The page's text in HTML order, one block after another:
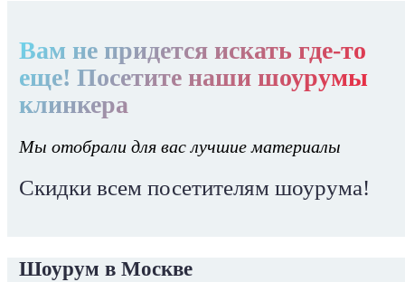
Вам не придется искать где-то
еще! Посетите наши шоурумы
клинкера
Мы отобрали для вас лучшие материалы
Скидки всем посетителям шоурума!
Шоурум в Москве